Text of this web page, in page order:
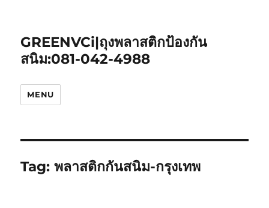
GREENVCi|ถุงพลาสติกป้องกัน
สนิม:081-042-4988
MENU
Tag:พลาสติกกันสนิม-กรุงเทพ